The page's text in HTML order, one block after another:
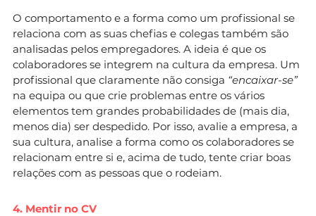
O comportamento e a forma como um profissional se
relaciona com as suas chefias e colegas também são
analisadas pelos empregadores. A ideia é que os
colaboradores se integrem na cultura da empresa. Um
profissional que claramente não consiga “encaixar-se”
na equipa ou que crie problemas entre os vários
elementos tem grandes probabilidades de (mais dia,
menos dia) ser despedido. Por isso, avalie a empresa, a
sua cultura, analise a forma como os colaboradores se
relacionam entre si e, acima de tudo, tente criar boas
relações com as pessoas que o rodeiam.
4. Mentir no CV